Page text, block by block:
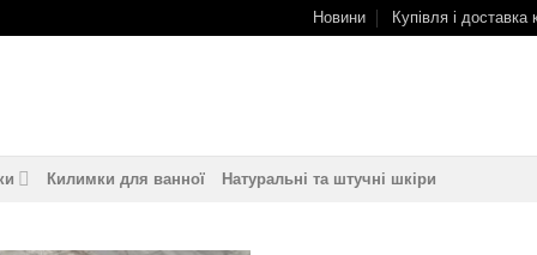
Новини Купівля і доставка
Килимки для ванної Натуральні та штучні шкіри